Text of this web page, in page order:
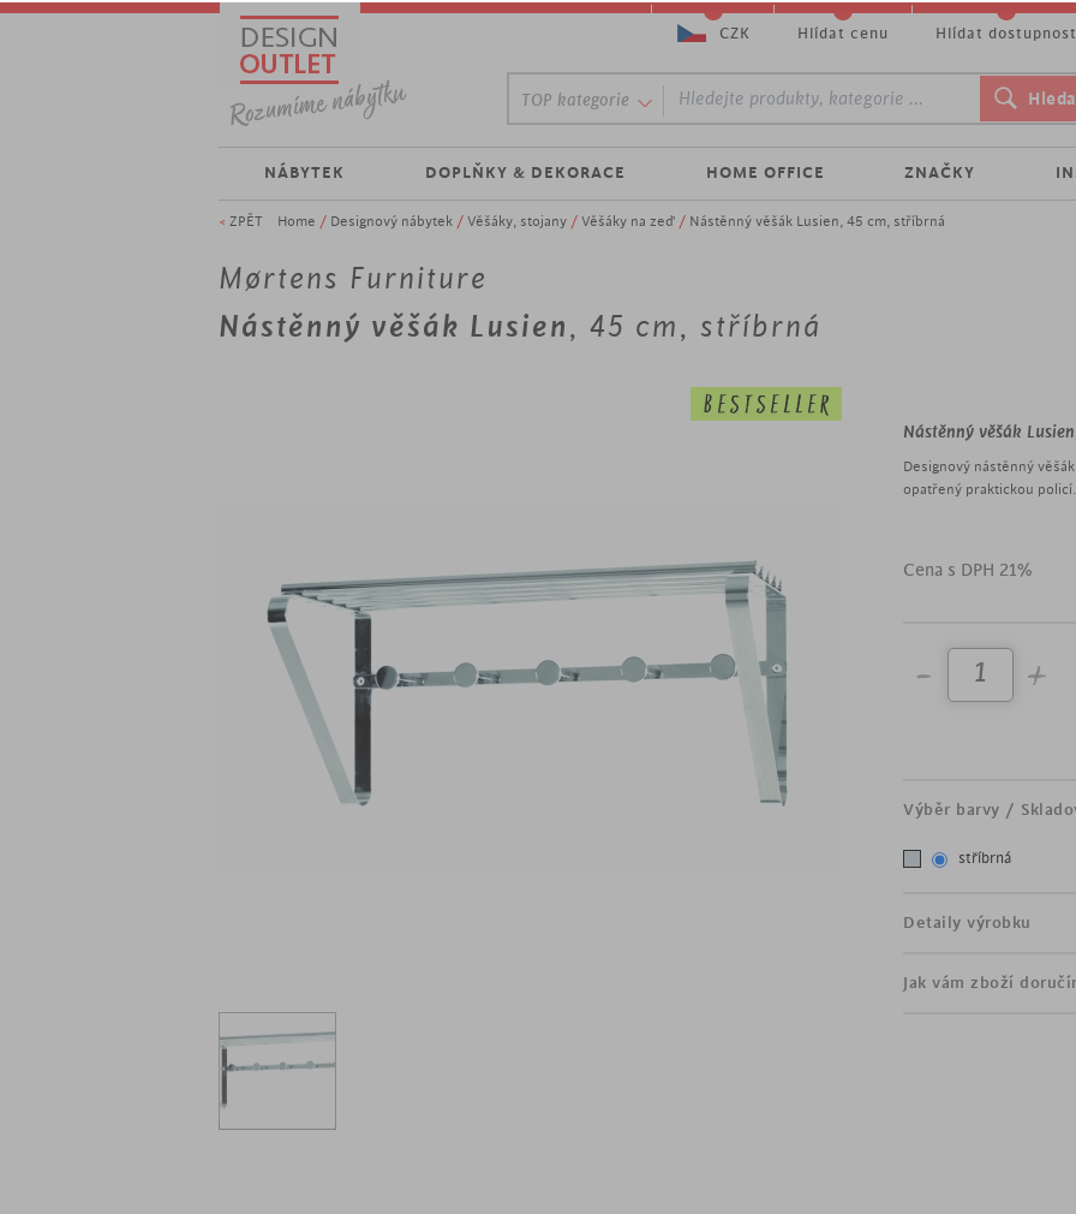
< ZPĚT Home / Designový nábytek / Věšáky, stojany / Věšáky na zeď / Nástěnný věšák Lusien, 45 cm, stříbrná
Mørtens Furniture
Nástěnný věšák Lusien, 45 cm, stříbrná
Nástěnný věšák Lusien
Designový nástěnný
opatřený praktickou
šířka 45 cm
praktická odkládací
hodí se do předsíně či
Cena s DPH 21%
Výběr barvy /
stříbrná
Detaily výrobku
Jak vám zboží
TOP kategorie
NÁBYTEK DOPLŇKY & DEKORACE HOME OFFICE ZNAČKY
CZK Hlídat cenu Hlídat dostupnost